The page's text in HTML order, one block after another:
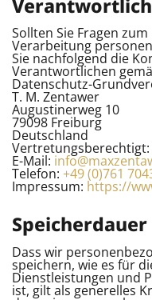
Sollten Sie Fragen
Verarbeitung
Sie nachfolgend die
Verantwortlichen
Datenschutz-
T. M. Zentawer
Augustinerweg 10
79098 Freiburg
Deutschland
Vertretungsberechtigt:
E-Mail:
Telefon: +49 (0)761
Impressum: https://
Speicherdauer
Dass wir
speichern, wie es für
Dienstleistungen und
ist, gilt als generelles